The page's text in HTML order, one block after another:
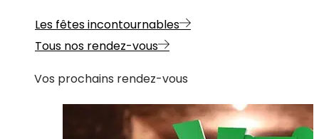
Les fêtes incontournables
Tous nos rendez-vous
Vos prochains rendez-vous